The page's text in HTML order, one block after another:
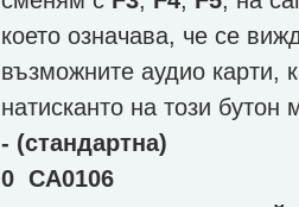
което означава, че се
възможните аудио карти,
натисканто на този бутон
- (стандартна)
0 CA0106